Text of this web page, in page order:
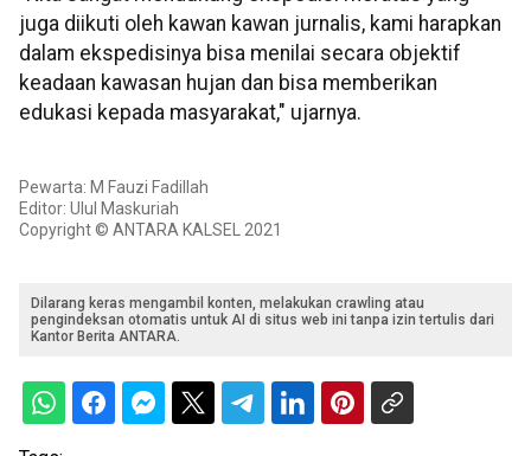
juga diikuti oleh kawan kawan jurnalis, kami harapkan
dalam ekspedisinya bisa menilai secara objektif
keadaan kawasan hujan dan bisa memberikan
edukasi kepada masyarakat," ujarnya.
Pewarta: M Fauzi Fadillah
Editor: Ulul Maskuriah
Copyright © ANTARA KALSEL 2021
Dilarang keras mengambil konten, melakukan crawling atau
pengindeksan otomatis untuk AI di situs web ini tanpa izin tertulis dari
Kantor Berita ANTARA.